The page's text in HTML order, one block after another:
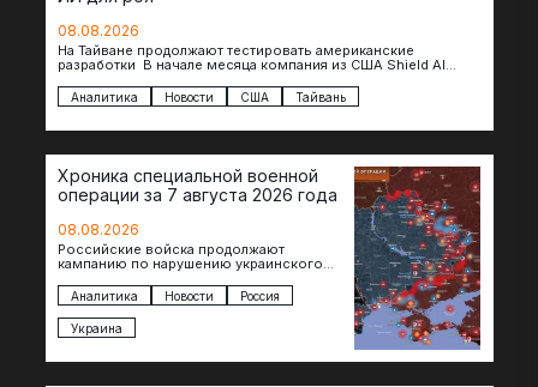
08.08.2026
На Тайване продолжают тестировать американские
разработки В начале месяца компания из США Shield AI
Аналитика Новости США Тайвань
Хроника специальной военной
операции за 7 августа 2026 года
08.08.2026
Российские войска продолжают
кампанию по нарушению украинского
сегодня атакованы еще по меньшей мере
два…
Аналитика Новости Россия
Украина